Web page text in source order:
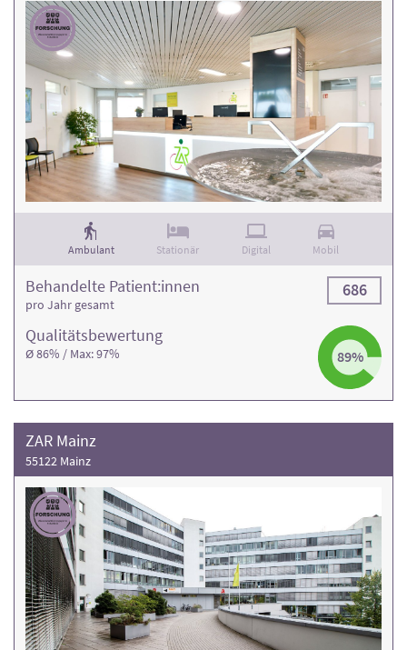
Ambulant Stationär Digital Mobil
Qualitäts­bewertung
Ø 86% / Max: 97% 89%
Behandelte Patient:innen
pro Jahr gesamt
686
ZAR Mainz
55122 Mainz